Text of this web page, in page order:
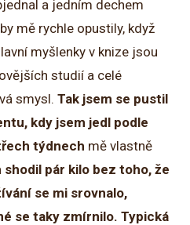
a jedním dechem
mě rychle opustily, když
myšlenky v knize jsou
studií a celé
smysl.Tak jsem se pustil
kdy jsem jedl podle
týdnech mě vlastně
shodil pár kilo bez toho, že
se mi srovnalo,
se taky zmírnilo. Typická